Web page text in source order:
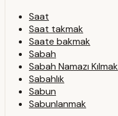
Saat
Saat takmak
Saate bakmak
Sabah
Sabah Namazı Kılmak
Sabahlık
Sabun
Sabunlanmak